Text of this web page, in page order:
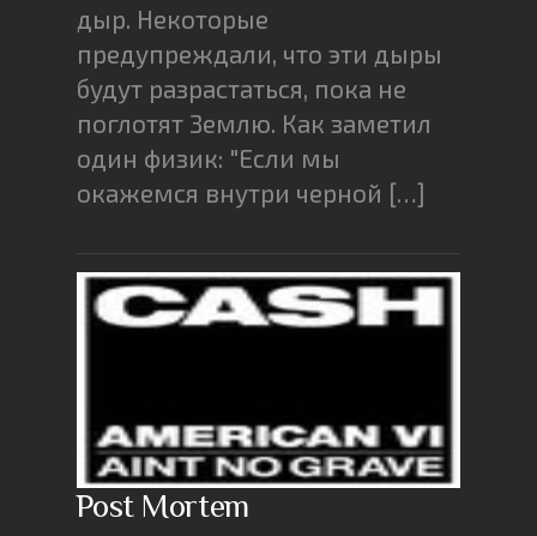
дыр. Некоторые
предупреждали, что эти дыры
будут разрастаться, пока не
поглотят Землю. Как заметил
один физик: "Если мы
окажемся внутри черной […]
Post Mortem